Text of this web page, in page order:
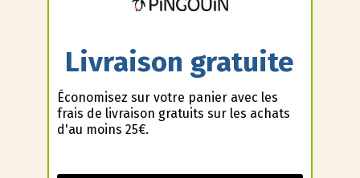
Livraison gratuite
Économisez sur votre panier avec les
frais de livraison gratuits sur les achats
d'au moins 25€.